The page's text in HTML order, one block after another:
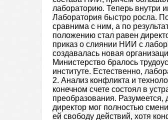
лабораторию. Теперь внутри
Лаборатория быстро росла.
сравнима с ним, а по
положению стал равен
приказ о слиянии НИИ с
создавалась новая
Министерство бралось
институте. Естественно,
2. Анализ конфликта и
конечном счете состоял в
преобразования.
директор мог полностью
ей свободу действий, хотя